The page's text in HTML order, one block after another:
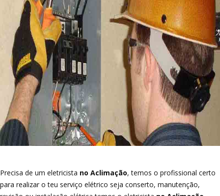
Precisa de um eletricista no Aclimação, temos o profissional certo
para realizar o teu serviço elétrico seja conserto, manutenção,